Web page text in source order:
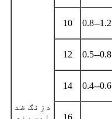
دزنګ ضد
اوسپنه
10 0.8--1.2
12 0.5--0.8
14 0.4--0.6
16